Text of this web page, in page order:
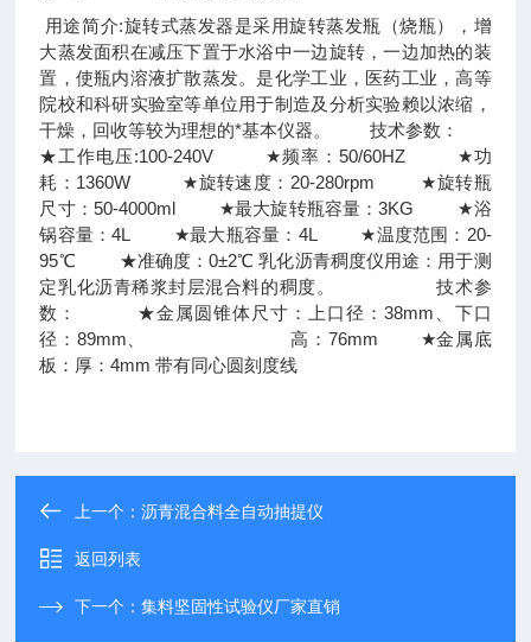
用途简介:旋转式蒸发器是采用旋转蒸发瓶（烧瓶），增
大蒸发面积在减压下置于水浴中一边旋转，一边加热的装
置，使瓶内溶液扩散蒸发。是化学工业，医药工业，高等
院校和科研实验室等单位用于制造及分析实验赖以浓缩，
干燥，回收等较为理想的*基本仪器。 技术参数：
★工作电压:100-240V ★频率：50/60HZ ★功
耗：1360W ★旋转速度：20-280rpm ★旋转瓶
尺寸：50-4000ml ★最大旋转瓶容量：3KG ★浴
锅容量：4L ★最大瓶容量：4L ★温度范围：20-
95℃ ★准确度：0±2℃ 乳化沥青稠度仪用途：用于测
定乳化沥青稀浆封层混合料的稠度。 技术参
数： ★金属圆锥体尺寸：上口径：38mm、下口
径：89mm、 高：76mm ★金属底
板：厚：4mm 带有同心圆刻度线
上一个：沥青混合料全自动抽提仪
返回列表
下一个：集料坚固性试验仪厂家直销